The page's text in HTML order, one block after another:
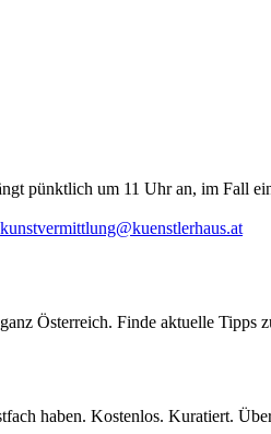
pünktlich um 11 Uhr an, im Fall
kunstvermittlung@kuenstlerhaus.at
Österreich. Finde aktuelle Tipps
haben. Kostenlos. Kuratiert.